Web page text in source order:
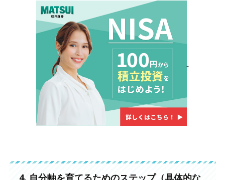
4. 自分軸を育てるためのステップ（具体的な